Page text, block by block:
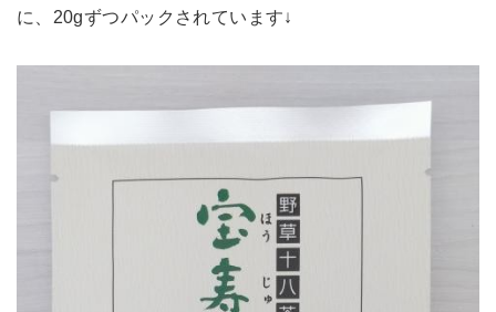
に、20gずつパックされています↓